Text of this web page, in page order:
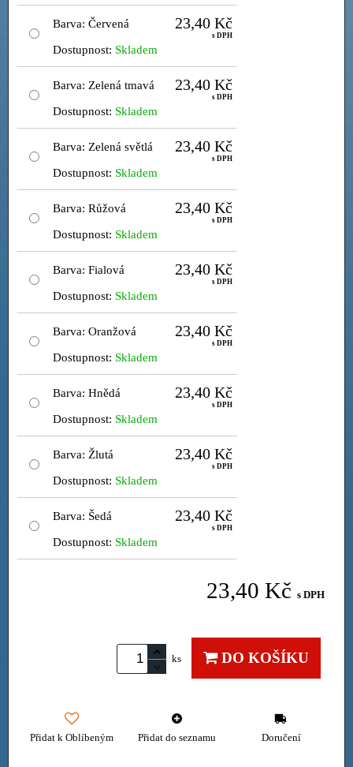
Barva: Červená
Dostupnost: Skladem
23,40 Kč
s DPH
Barva: Zelená tmavá
Dostupnost: Skladem
23,40 Kč
s DPH
Barva: Zelená světlá
Dostupnost: Skladem
23,40 Kč
s DPH
Barva: Růžová
Dostupnost: Skladem
23,40 Kč
s DPH
Barva: Fialová
Dostupnost: Skladem
23,40 Kč
s DPH
Barva: Oranžová
Dostupnost: Skladem
23,40 Kč
s DPH
Barva: Hnědá
Dostupnost: Skladem
23,40 Kč
s DPH
Barva: Žlutá
Dostupnost: Skladem
23,40 Kč
s DPH
Barva: Šedá
Dostupnost: Skladem
23,40 Kč
s DPH
23,40 Kč s DPH
ks DO KOŠÍKU
Přidat k Oblíbeným Přidat do seznamu Doručení